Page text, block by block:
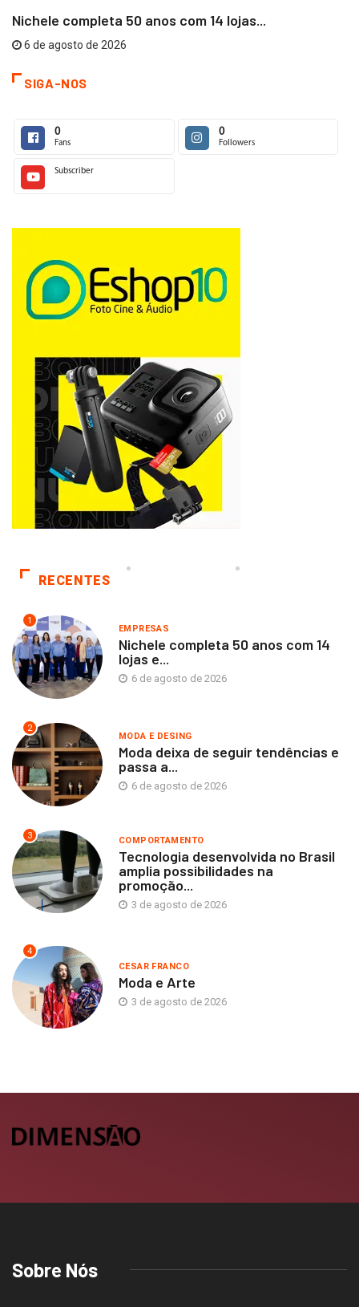
Nichele completa 50 anos com 14 lojas...
6 de agosto de 2026
SIGA-NOS
0
Fans
0
Followers
Subscriber
RECENTES
1
EMPRESAS
Nichele completa 50 anos com 14
lojas e...
6 de agosto de 2026
2
MODA E DESING
Moda deixa de seguir tendências e
passa a...
6 de agosto de 2026
3 COMPORTAMENTO
Tecnologia desenvolvida no Brasil
amplia possibilidades na
promoção...
3 de agosto de 2026
4
CESAR FRANCO
Moda e Arte
3 de agosto de 2026
Sobre Nós